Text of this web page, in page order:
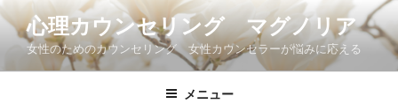
コ
ン
ン
心理カウンセリング マグノリア
女性のためのカウンセリング 女性カウンセラーが悩みに応える
メニュー